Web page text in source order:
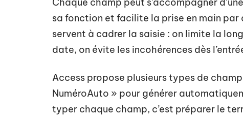
sa fonction et facilite la prise en main par
servent à cadrer la saisie : on limite la
date, on évite les incohérences dès
Access propose plusieurs types de
NuméroAuto » pour générer
typer chaque champ, c’est préparer le